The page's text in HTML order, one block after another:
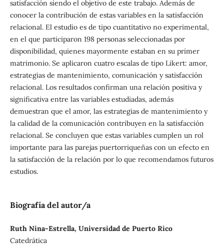
satisfacción siendo el objetivo de este trabajo. Además de
conocer la contribución de estas variables en la satisfacción
relacional. El estudio es de tipo cuantitativo no experimental,
en el que participaron 198 personas seleccionadas por
disponibilidad, quienes mayormente estaban en su primer
matrimonio. Se aplicaron cuatro escalas de tipo Likert: amor,
estrategias de mantenimiento, comunicación y satisfacción
relacional. Los resultados confirman una relación positiva y
significativa entre las variables estudiadas, además
demuestran que el amor, las estrategias de mantenimiento y
la calidad de la comunicación contribuyen en la satisfacción
relacional. Se concluyen que estas variables cumplen un rol
importante para las parejas puertorriqueñas con un efecto en
la satisfacción de la relación por lo que recomendamos futuros
estudios.
Biografía del autor/a
Ruth Nina-Estrella, Universidad de Puerto Rico
Catedrática